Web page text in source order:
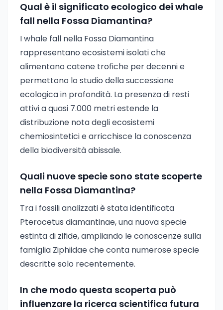
Qual è il significato ecologico dei whale
fall nella Fossa Diamantina?
I whale fall nella Fossa Diamantina
rappresentano ecosistemi isolati che
alimentano catene trofiche per decenni e
permettono lo studio della successione
ecologica in profondità. La presenza di resti
attivi a quasi 7.000 metri estende la
distribuzione nota degli ecosistemi
chemiosintetici e arricchisce la conoscenza
della biodiversità abissale.
Quali nuove specie sono state scoperte
nella Fossa Diamantina?
Tra i fossili analizzati è stata identificata
Pterocetus diamantinae, una nuova specie
estinta di zifide, ampliando le conoscenze sulla
famiglia Ziphiidae che conta numerose specie
descritte solo recentemente.
In che modo questa scoperta può
influenzare la ricerca scientifica futura